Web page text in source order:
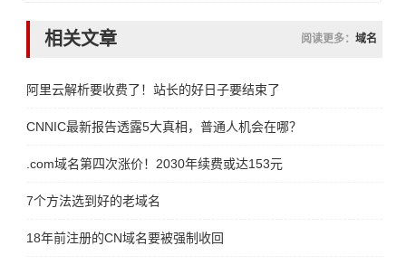
相关文章 阅读更多： 域名
阿里云解析要收费了！站长的好日子要结束了
CNNIC最新报告透露5大真相，普通人机会在哪？
.com域名第四次涨价！2030年续费或达153元
7个方法选到好的老域名
18年前注册的CN域名要被强制收回